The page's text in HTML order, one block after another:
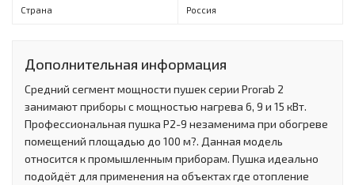
Страна Россия
Дополнительная информация
Средний сегмент мощности пушек серии Prorab 2
занимают приборы с мощностью нагрева 6, 9 и 15 кВт.
Профессиональная пушка P2-9 незаменима при обогреве
помещений площадью до 100 м?. Данная модель
относится к промышленным приборам. Пушка идеально
подойдёт для применения на объектах где отопление